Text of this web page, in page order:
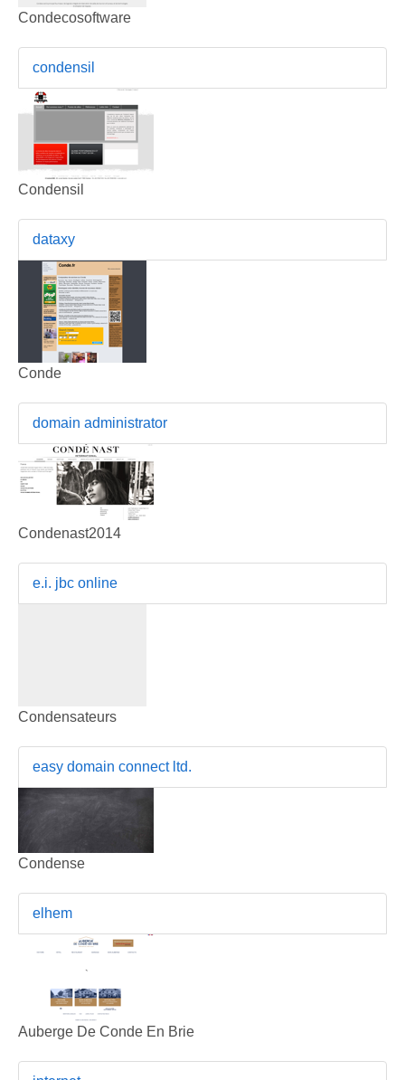
Condecosoftware
condensil
Condensil
dataxy
Conde
domain administrator
Condenast2014
e.i. jbc online
Condensateurs
easy domain connect ltd.
Condense
elhem
Auberge De Conde En Brie